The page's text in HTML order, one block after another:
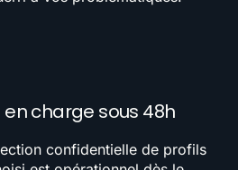
charge sous 48h
confidentielle de profils